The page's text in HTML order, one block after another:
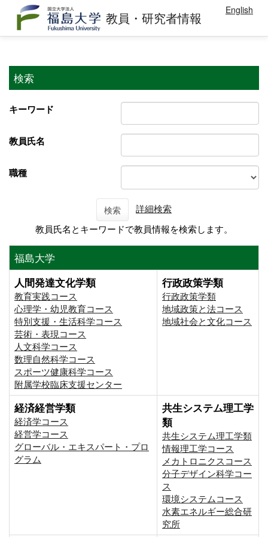
教員・研究者情報 English
検索
キーワード
教員氏名
職種
検索
詳細検索
教員氏名とキーワードで教員情報を検索します。
福島大学
人間発達文化学類
教育実践コース
心理学・幼児教育コース
特別支援・生活科学コース
芸術・表現コース
人文科学コース
数理自然科学コース
スポーツ健康科学コース
附属学校臨床支援センター
行政政策学類
行政政策学類
地域政策と法コース
地域社会と文化コース
経済経営学類
経済学コース
経営学コース
グローバル・エキスパート・プロ
グラム
共生システム理工学
類
共生システム理工学類
情報理工学コース
メカトロニクスコース
分子デザイン科学コー
ス
環境システムコース
⽔素エネルギー総合研
究所